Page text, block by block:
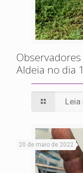
Aldeia no dia
Leia
20 de maio de 2022